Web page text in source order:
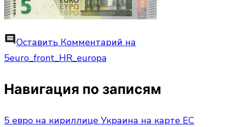
commentОставить Комментарий на
5euro_front_HR_europa
Навигация по записям
5 евро на кириллице Украина на карте ЕС